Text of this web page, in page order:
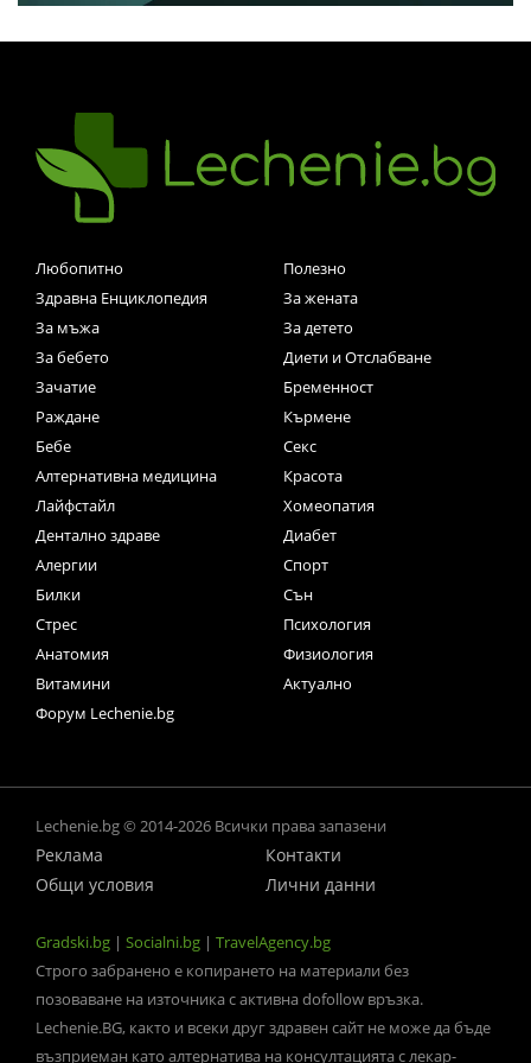
Любопитно
Полезно
Здравна Енциклопедия
За жената
За мъжа
За детето
За бебето
Диети и Отслабване
Зачатие
Бременност
Раждане
Кърмене
Бебе
Секс
Алтернативна медицина
Красота
Лайфстайл
Хомеопатия
Дентално здраве
Диабет
Алергии
Спорт
Билки
Сън
Стрес
Психология
Анатомия
Физиология
Витамини
Актуално
Форум Lechenie.bg
Lechenie.bg © 2014-2026 Всички права запазени
Реклама
Контакти
Общи условия
Лични данни
Gradski.bg | Socialni.bg | TravelAgency.bg
Строго забранено е копирането на материали без
позоваване на източника с активна dofollow връзка.
Lechenie.BG, както и всеки друг здравен сайт не може да бъде
възприеман като алтернатива на консултацията с лекар-